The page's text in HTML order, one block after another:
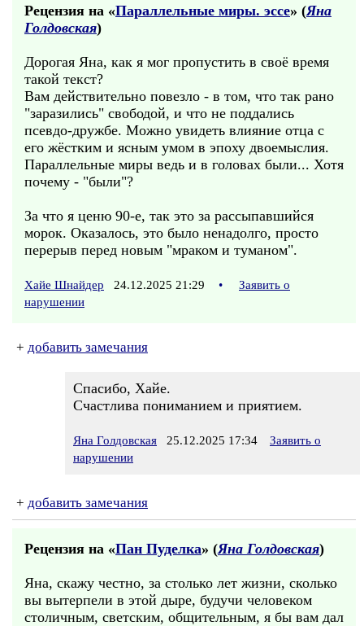
Рецензия на «Параллельные миры. эссе» (Яна
Голдовская)
Дорогая Яна, как я мог пропустить в своё время
такой текст?
Вам действительно повезло - в том, что так рано
"заразились" свободой, и что не поддались
псевдо-дружбе. Можно увидеть влияние отца с
его жёстким и ясным умом в эпоху двоемыслия.
Параллельные миры ведь и в головах были... Хотя
почему - "были"?
За что я ценю 90-е, так это за рассыпавшийся
морок. Оказалось, это было ненадолго, просто
перерыв перед новым "мраком и туманом".
Хайе Шнайдер 24.12.2025 21:29 •
Заявить о
нарушении
+ добавить замечания
Спасибо, Хайе.
Счастлива пониманием и приятием.
Яна Голдовская 25.12.2025 17:34
Заявить о
нарушении
+ добавить замечания
Рецензия на «Пан Пуделка» (Яна Голдовская)
Яна, скажу честно, за столько лет жизни, сколько
вы вытерпели в этой дыре, будучи человеком
столичным, светским, общительным, я бы вам дал